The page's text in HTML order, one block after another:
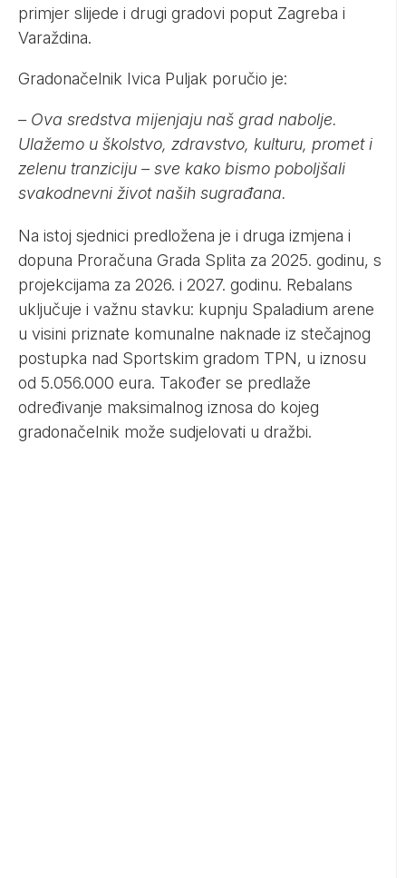
primjer slijede i drugi gradovi poput Zagreba i
Varaždina.
Gradonačelnik Ivica Puljak poručio je:
– Ova sredstva mijenjaju naš grad nabolje.
Ulažemo u školstvo, zdravstvo, kulturu, promet i
zelenu tranziciju – sve kako bismo poboljšali
svakodnevni život naših sugrađana.
Na istoj sjednici predložena je i druga izmjena i
dopuna Proračuna Grada Splita za 2025. godinu, s
projekcijama za 2026. i 2027. godinu. Rebalans
uključuje i važnu stavku: kupnju Spaladium arene
u visini priznate komunalne naknade iz stečajnog
postupka nad Sportskim gradom TPN, u iznosu
od 5.056.000 eura. Također se predlaže
određivanje maksimalnog iznosa do kojeg
gradonačelnik može sudjelovati u dražbi.